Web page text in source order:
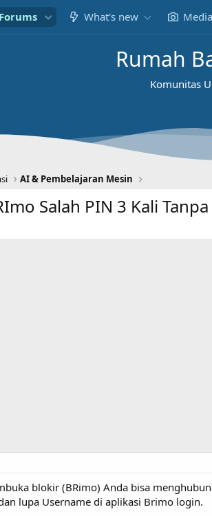
Forums What's new Media
Rumah
Komunitas
AI & Pembelajaran Mesin
Salah PIN 3 Kali
blokir (BRimo) Anda bisa
lupa Username di aplikasi Brimo login.